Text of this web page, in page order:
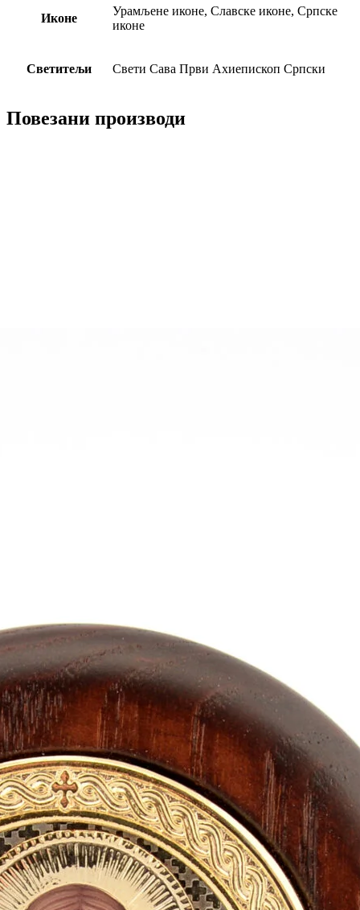
Иконе
Урамљене иконе, Славске иконе, Српске
иконе
Светитељи Свети Сава Први Ахиепископ Српски
Повезани производи